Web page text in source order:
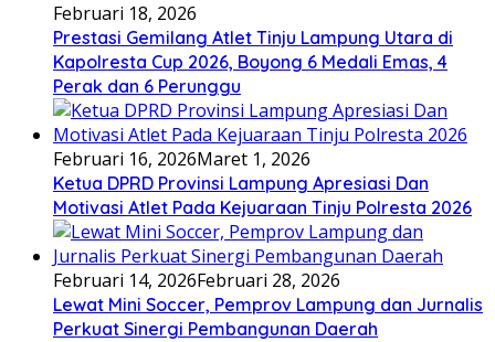
Februari 18, 2026
Prestasi Gemilang Atlet Tinju Lampung Utara di
Kapolresta Cup 2026, Boyong 6 Medali Emas, 4
Perak dan 6 Perunggu
Februari 16, 2026Maret 1, 2026
Ketua DPRD Provinsi Lampung Apresiasi Dan
Motivasi Atlet Pada Kejuaraan Tinju Polresta 2026
Februari 14, 2026Februari 28, 2026
Lewat Mini Soccer, Pemprov Lampung dan Jurnalis
Perkuat Sinergi Pembangunan Daerah